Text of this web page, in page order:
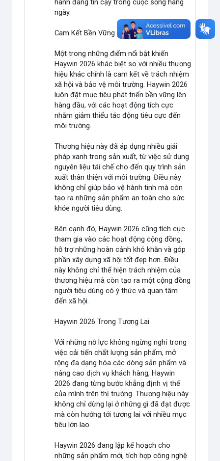
hành đáng tin cậy trong cuộc sống hàng
ngày.
Cam Kết Bền Vững và Trách Nhiệm Xã Hội
Một trong những điểm nổi bật khiến
Haywin 2026 khác biệt so với nhiều thương
hiệu khác chính là cam kết về trách nhiệm
xã hội và bảo vệ môi trường. Haywin 2026
luôn đặt mục tiêu phát triển bền vững lên
hàng đầu, với các hoạt động tích cực
nhằm giảm thiểu tác động tiêu cực đến
môi trường.
Thương hiệu này đã áp dụng nhiều giải
pháp xanh trong sản xuất, từ việc sử dụng
nguyên liệu tái chế cho đến quy trình sản
xuất thân thiện với môi trường. Điều này
không chỉ giúp bảo vệ hành tinh mà còn
tạo ra những sản phẩm an toàn cho sức
khỏe người tiêu dùng.
Bên cạnh đó, Haywin 2026 cũng tích cực
tham gia vào các hoạt động cộng đồng,
hỗ trợ những hoàn cảnh khó khăn và góp
phần xây dựng xã hội tốt đẹp hơn. Điều
này không chỉ thể hiện trách nhiệm của
thương hiệu mà còn tạo ra một cộng đồng
người tiêu dùng có ý thức và quan tâm
đến xã hội.
Haywin 2026 Trong Tương Lai
Với những nỗ lực không ngừng nghỉ trong
việc cải tiến chất lượng sản phẩm, mở
rộng đa dạng hóa các dòng sản phẩm và
nâng cao dịch vụ khách hàng, Haywin
2026 đang từng bước khẳng định vị thế
của mình trên thị trường. Thương hiệu này
không chỉ dừng lại ở những gì đã đạt được
mà còn hướng tới tương lai với nhiều mục
tiêu lớn lao.
Haywin 2026 đang lập kế hoạch cho
những sản phẩm mới, tích hợp công nghệ